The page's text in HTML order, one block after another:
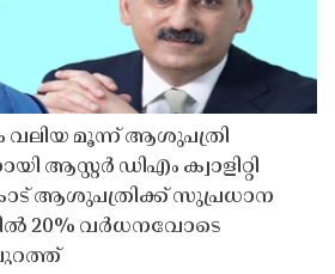
വലിയ മൂന്ന് ആശുപത്രി
ആസ്റ്റർ ഡിഎം ക്വാളിറ്റി
ആശുപത്രിക്ക് സുപ്രധാന
20% വർധനവോടെ